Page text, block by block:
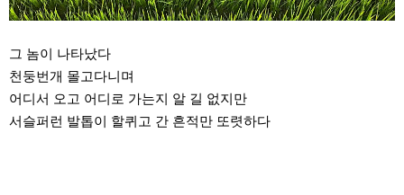
그 놈이 나타났다
천둥번개 몰고다니며
어디서 오고 어디로 가는지 알 길 없지만
서슬퍼런 발톱이 할퀴고 간 흔적만 또렷하다